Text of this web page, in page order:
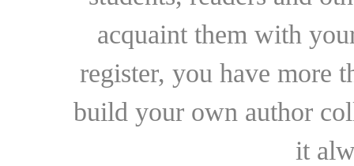
acquaint them with
register, you have more
build your own author
it